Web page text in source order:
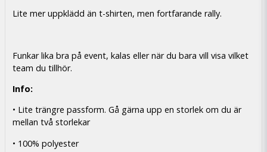
Lite mer uppklädd än t-shirten, men fortfarande rally.
Funkar lika bra på event, kalas eller när du bara vill visa vilket
team du tillhör.
Info:
• Lite trängre passform. Gå gärna upp en storlek om du är
mellan två storlekar
• 100% polyester